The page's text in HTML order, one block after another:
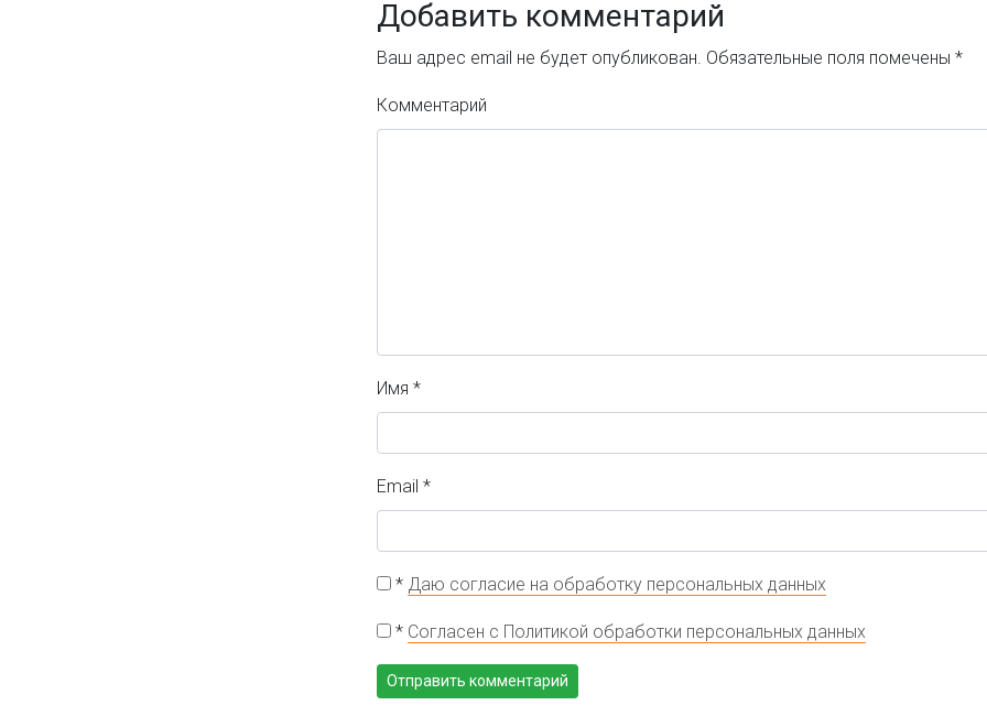
Добавить комментарий
Ваш адрес email не будет опубликован. Обязательные поля помечены *
Комментарий
Имя *
Email *
* Даю согласие на обработку персональных данных
* Согласен с Политикой обработки персональных данных